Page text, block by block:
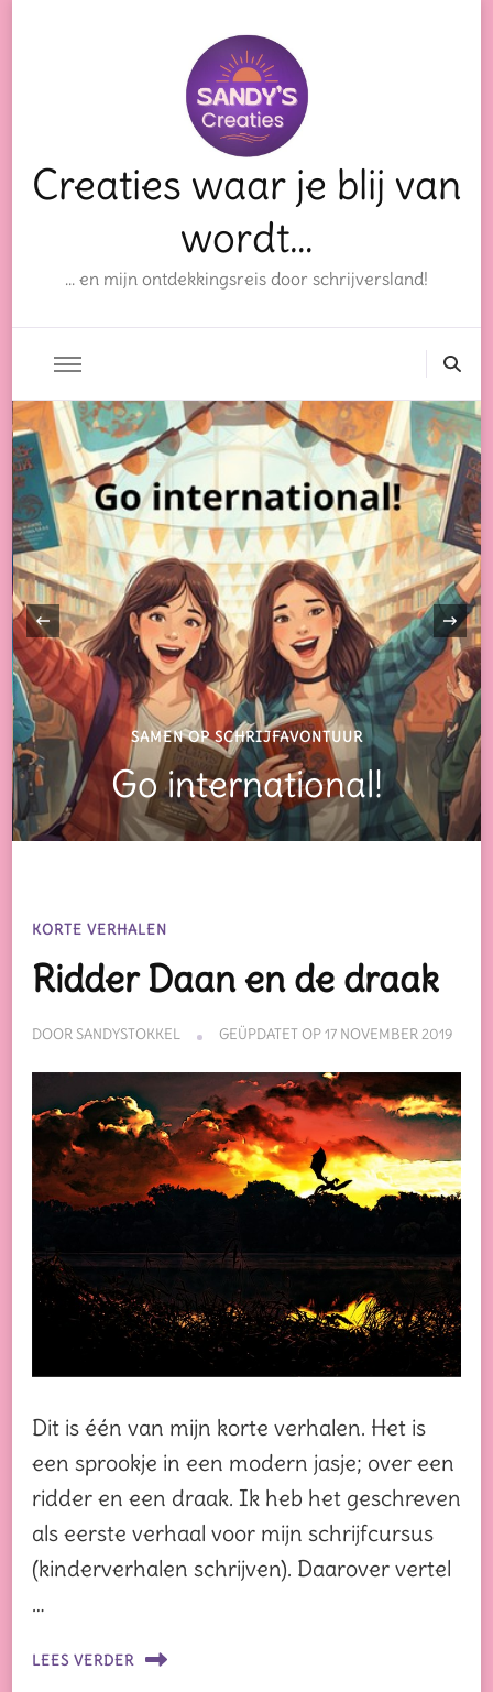
Creaties waar je blij van
wordt…
… en mijn ontdekkingsreis door schrijversland!
SAMEN OP SCHRIJFAVONTUUR
Go international!
‹
KORTE VERHALEN
Ridder Daan en de draak
DOORSANDYSTOKKEL GEÜPDATET OP17 NOVEMBER 2019
Dit is één van mijn korte verhalen. Het is
een sprookje in een modern jasje; over een
ridder en een draak. Ik heb het geschreven
als eerste verhaal voor mijn schrijfcursus
(kinderverhalen schrijven). Daarover vertel
…
LEES VERDER